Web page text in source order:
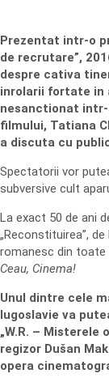
Prezentat intr-o
de recrutare”,
despre cativa
inrolarii fortate in
nesanctionat
filmului, Tatiana
a discuta cu
Spectatorii vor
subversive cult
La exact 50 de ani
„Reconstituirea”,
romanesc din toate
Ceau, Cinema!
Unul dintre cele
Iugoslavie va
„W.R. – Misterele
regizor Dušan
opera